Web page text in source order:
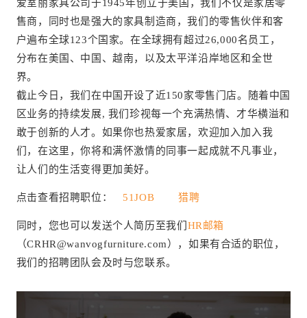
爱室丽家具公司于1945年创立于美国，我们不仅是家居零
售商，同时也是强大的家具制造商，我们的零售伙伴和客
户遍布全球123个国家。在全球拥有超过26,000名员工，
分布在美国、中国、越南，以及太平洋沿岸地区和全世
界。
截止今日，我们在中国开设了近150家零售门店。随着中国
区业务的持续发展, 我们珍视每一个充满热情、才华横溢和
敢于创新的人才。如果你也热爱家居，欢迎加入加入我
们，在这里，你将和满怀激情的同事一起成就不凡事业，
让人们的生活变得更加美好。
点击查看招聘职位： 51JOB 猎聘
同时，您也可以发送个人简历至我们 HR邮箱
（CRHR@wanvogfurniture.com），如果有合适的职位，
我们的招聘团队会及时与您联系。